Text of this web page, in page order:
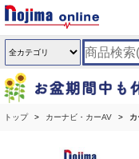
トップ カーナビ・カーAV